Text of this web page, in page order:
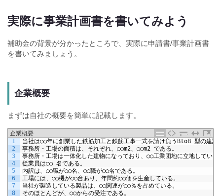
実際に事業計画書を書いてみよう
補助金の背景が分かったところで、実際に申請書/事業計画書
を書いてみましょう。
企業概要
まずは自社の概要を簡単に記載します。
企業概要
1
2
3
4
5
6
7
8
当社は○○年に創業した鉄筋加工と鉄筋工事一式を請け負う BtoB 型の建設
事務所・工場の面積は、それぞれ、○○m2、○○m2 である。
事務所・工場は一体化した建物になっており、○○工業団地に立地している
従業員は○○ 名である。
内訳は、○○職が○○名、○○職が○○名である。
工場には、○○機が○○台あり、年間約○○個を生産している。
当社が製造している製品は、○○関連が○○％を占めている。
そのほとんどが、○○からの受注である。